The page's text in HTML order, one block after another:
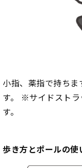
小指、薬指で持ち
す。 ※サイドスト
す。
歩き方とポールの使